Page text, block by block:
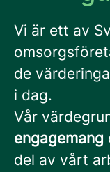
Vi är ett av
de
i dag.
Vår
engagemang
del av vårt